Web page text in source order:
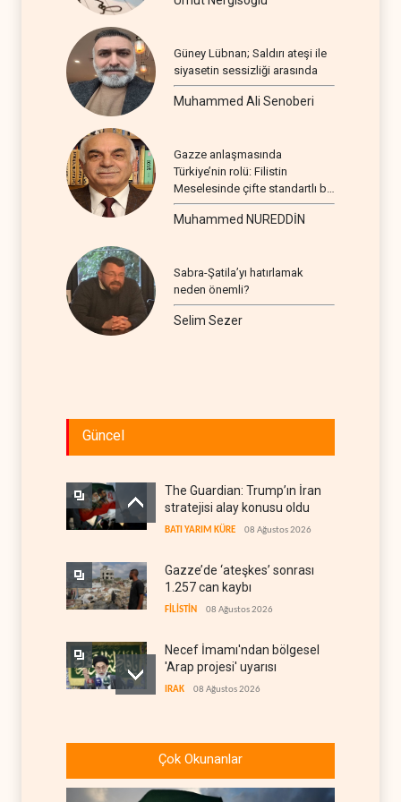
Güney Lübnan; Saldırı ateşi ile
siyasetin sessizliği arasında
Muhammed Ali Senoberi
Gazze anlaşmasında
Türkiye’nin rolü: Filistin
Meselesinde çifte standartlı bir
seyir
Muhammed NUREDDİN
Sabra-Şatila’yı hatırlamak
neden önemli?
Selim Sezer
Güncel
The Guardian: Trump’ın İran
stratejisi alay konusu oldu
BATI YARIM KÜRE 08 Ağustos 2026
Gazze’de ‘ateşkes’ sonrası
1.257 can kaybı
FİLİSTİN 08 Ağustos 2026
Necef İmamı'ndan bölgesel
'Arap projesi' uyarısı
IRAK 08 Ağustos 2026
da yetmedi: Hürmüz’de
gemi vuruldu
Çok Okunanlar